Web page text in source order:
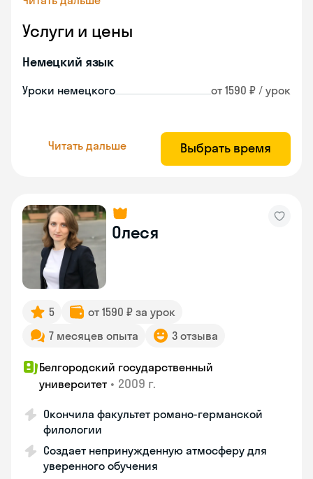
Услуги и цены
Немецкий язык
Уроки немецкого от 1590 ₽ / урок
Читать дальше Выбрать время
Олеся
5
от 1590 ₽ за урок
7 месяцев опыта
3 отзыва
Белгородский государственный
университет • 2009 г.
Окончила факультет романо-германской
филологии
Создает непринужденную атмосферу для
уверенного обучения